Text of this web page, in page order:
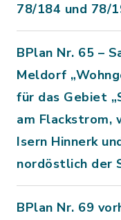
78/184 und 78/
BPlan Nr. 65 –
Meldorf
für das Gebiet
am Flackstrom,
Isern Hinnerk
nordöstlich der
BPlan Nr. 69